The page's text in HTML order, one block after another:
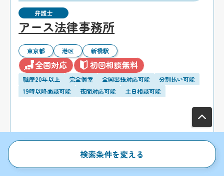
弁護士
アース法律事務所
東京都 港区 新橋駅
全国対応 初回相談無料
職歴20年以上 完全個室 全国出張対応可能
分割払い可能
19時以降面談可能
夜間対応可能 土日相談可能
検索条件を変える